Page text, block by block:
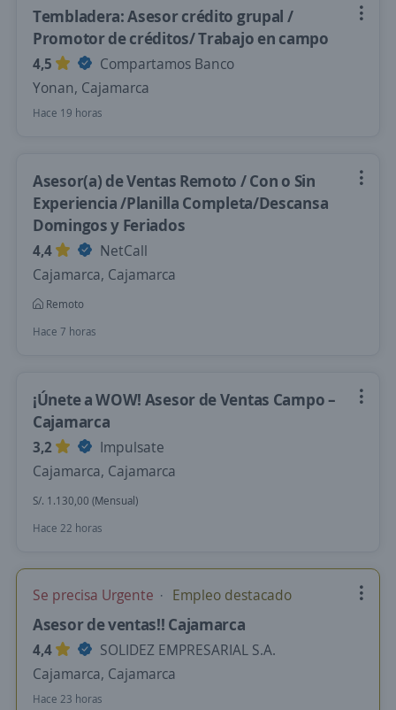
Tembladera: Asesor crédito grupal /
Promotor de créditos/ Trabajo en campo
4,5
Compartamos Banco
Yonan, Cajamarca
Hace 19 horas
Asesor(a) de Ventas Remoto / Con o Sin
Experiencia /Planilla Completa/Descansa
Domingos y Feriados
4,4
NetCall
Cajamarca, Cajamarca
Remoto
Hace 7 horas
¡Únete a WOW! Asesor de Ventas Campo –
Cajamarca
3,2
Impulsate
Cajamarca, Cajamarca
S/. 1.130,00 (Mensual)
Hace 22 horas
Se precisa Urgente Empleo destacado
Asesor de ventas!! Cajamarca
4,4
SOLIDEZ EMPRESARIAL S.A.
Cajamarca, Cajamarca
Hace 23 horas